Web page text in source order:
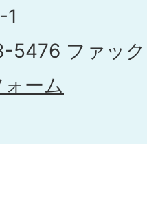
5476 ファッ
ーム